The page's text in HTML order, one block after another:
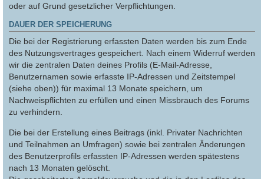
oder auf Grund gesetzlicher Verpflichtungen.
DAUER DER SPEICHERUNG
Die bei der Registrierung erfassten Daten werden bis zum Ende
des Nutzungsvertrages gespeichert. Nach einem Widerruf werden
wir die zentralen Daten deines Profils (E-Mail-Adresse,
Benutzernamen sowie erfasste IP-Adressen und Zeitstempel
(siehe oben)) für maximal 13 Monate speichern, um
Nachweispflichten zu erfüllen und einen Missbrauch des Forums
zu verhindern.
Die bei der Erstellung eines Beitrags (inkl. Privater Nachrichten
und Teilnahmen an Umfragen) sowie bei zentralen Änderungen
des Benutzerprofils erfassten IP-Adressen werden spätestens
nach 13 Monaten gelöscht.